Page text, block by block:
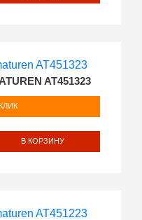
AT451323
В КОРЗИНУ